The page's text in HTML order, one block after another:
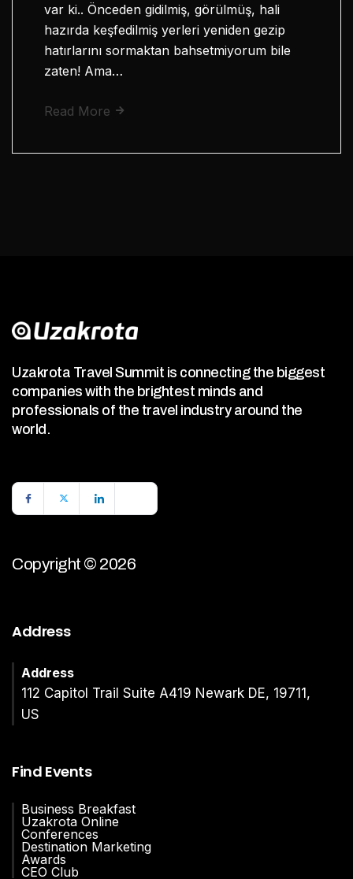
var ki.. Önceden gidilmiş, görülmüş, hali
hazırda keşfedilmiş yerleri yeniden gezip
hatırlarını sormaktan bahsetmiyorum bile
zaten! Ama…
Read More
Uzakrota Travel Summit is connecting the biggest
companies with the brightest minds and
professionals of the travel industry around the
world.
Copyright © 2026
Address
Address
112 Capitol Trail Suite A419 Newark DE, 19711,
US
Find Events
Business Breakfast
Uzakrota Online
Conferences
Destination Marketing
Awards
CEO Club